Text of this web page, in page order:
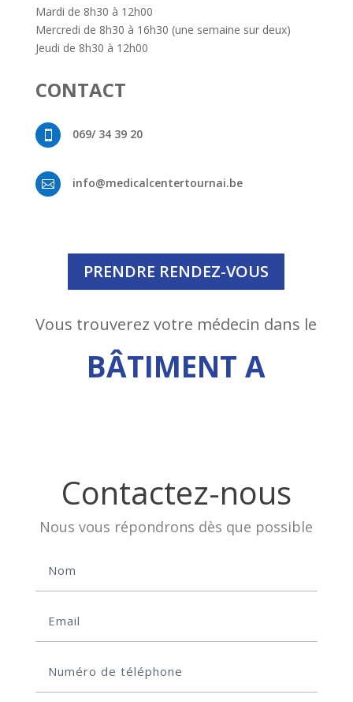
Mardi de 8h30 à 12h00
Mercredi de 8h30 à 16h30 (une semaine sur deux)
Jeudi de 8h30 à 12h00
CONTACT
 069/ 34 39 20
 info@medicalcentertournai.be
PRENDRE RENDEZ-VOUS
Vous trouverez votre médecin dans le
BÂTIMENT A
Contactez-nous
Nous vous répondrons dès que possible